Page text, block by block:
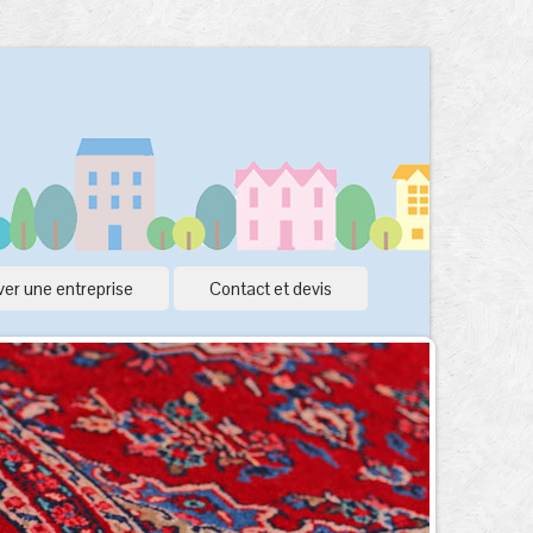
une entreprise Contact et devis